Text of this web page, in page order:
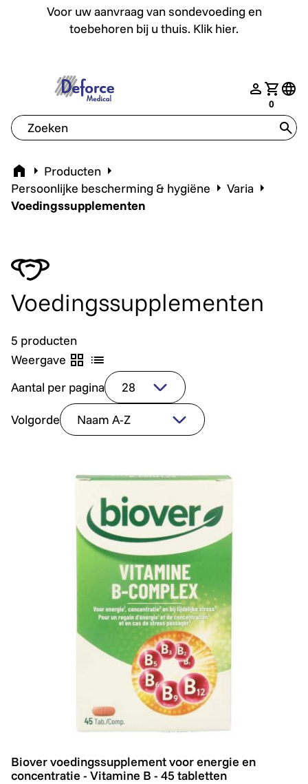
Voor uw aanvraag van sondevoeding en
toebehoren bij u thuis. Klik hier.
Voor uw aanvraag van sondevoeding en toebehoren bij
nav.login
Jouw
0
deforce.togglemenu
Home Producten
Persoonlijke bescherming & hygiëne
Varia
Voedingssupplementen
Voedingssupplementen
5 producten
Weergave
Aantal per pagina
Volgorde
Biover voedingssupplement voor energie en
Biover voedingssupplement voor energie en
concentratie - Vitamine B - 45 tabletten